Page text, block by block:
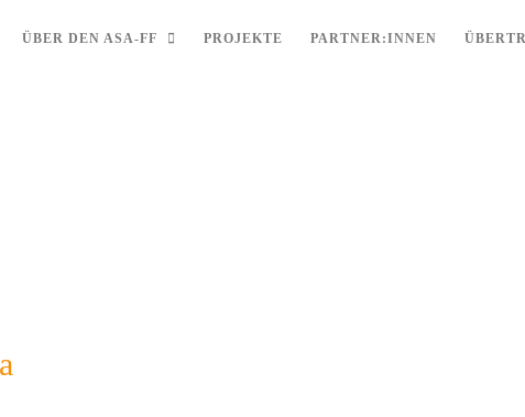
ÜBER DEN ASA-FF PROJEKTE PARTNER:INNEN